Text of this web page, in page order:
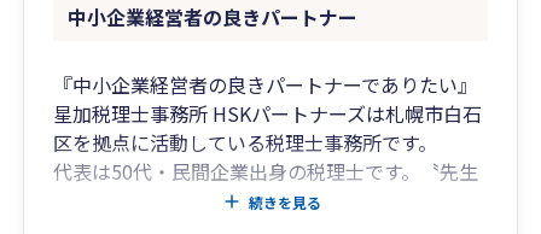
中小企業経営者の良きパートナー
『中小企業経営者の良きパートナーでありたい』
星加税理士事務所 HSKパートナーズは札幌市白石
区を拠点に活動している税理士事務所です。
代表は50代・民間企業出身の税理士です。〝先生
商売“ではなく、〝サービス業“として顧客本位の
続きを見る